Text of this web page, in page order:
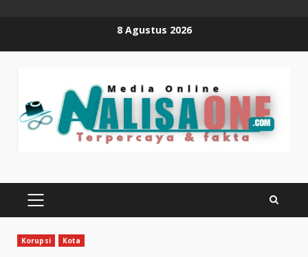
8 Agustus 2026
PRIMARY
Korupsi Kota